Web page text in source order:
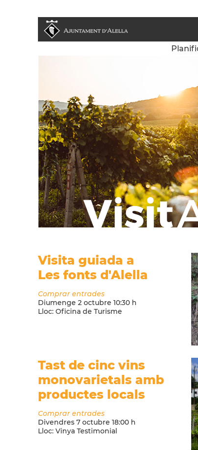
Visita guiada a
Les fonts d'Alella
Comprar entrades
Diumenge 2 octubre 10:30 h
Lloc: Oficina de Turisme
Tast de cinc vins
monovarietals amb
productes locals
Comprar entrades
Divendres 7 octubre 18:00 h
Lloc: Vinya Testimonial